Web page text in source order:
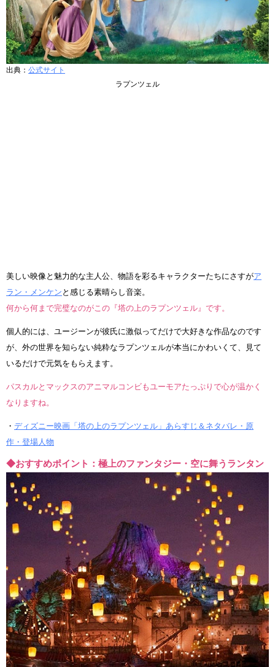
出典： 公式サイト
ラプンツェル
美しい映像と魅力的な主人公、物語を彩るキャラクターたちにさすがア
ラン・メンケン と感じる素晴らし音楽。
何から何まで完璧なのがこの『塔の上のラプンツェル』です。
個人的には、ユージーンが彼氏に激似ってだけで大好きな作品なのです
が、外の世界を知らない純粋なラプンツェルが本当にかわいくて、見て
いるだけで元気をもらえます。
パスカルとマックスのアニマルコンビもユーモアたっぷりで心が温かく
なりますね。
・ ディズニー映画「塔の上のラプンツェル」あらすじ＆ネタバレ・原
作・登場人物
◆おすすめポイント：極上のファンタジー・空に舞うランタン